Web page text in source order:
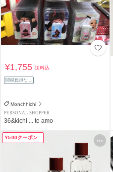
¥1,755送料込
関税負担なし
Monchhichi
PERSONAL SHOPPER
36&kichi ... te amo
¥500クーポン